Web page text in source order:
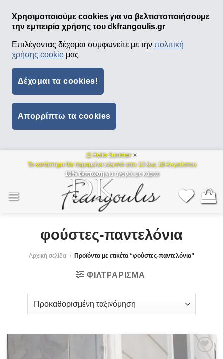
Χρησιμοποιούμε cookies για να βελτιστοποιήσουμε
την εμπειρία χρήσης του dkfrangoulis.gr
Επιλέγοντας δέχομαι συμφωνείτε με την πολιτική
χρήσης cookie μας
Δέχομαι τα cookies!
Απορρίπτω τα cookies
⛱ Hello Summer ☀️
Το κατάστημα θα παραμείνει κλειστό απο 13 έως 18 Αυγούστου
10% έκπτωσηγια αγορές με κάρτα
φούστες-παντελόνια
Αρχική σελίδα / Προϊόντα με ετικέτα “φούστες-παντελόνια”
ΦΙΛΤΡΆΡΙΣΜΑ